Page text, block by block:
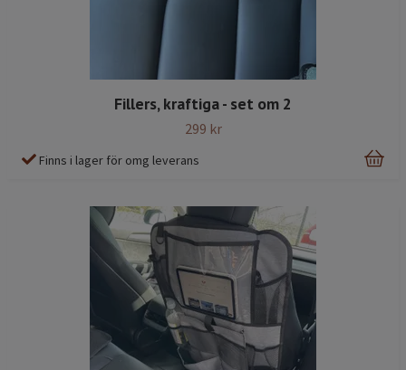
Fillers, kraftiga - set om 2
299 kr
Finns i lager för omg leverans